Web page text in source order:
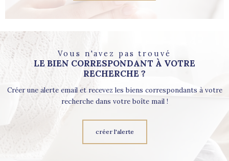
Vous n'avez pas trouvé
LE BIEN CORRESPONDANT À VOTRE
RECHERCHE ?
Créer une alerte email et recevez les biens correspondants à votre
recherche dans votre boîte mail !
créer l'alerte